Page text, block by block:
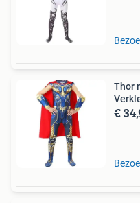
Thor
€